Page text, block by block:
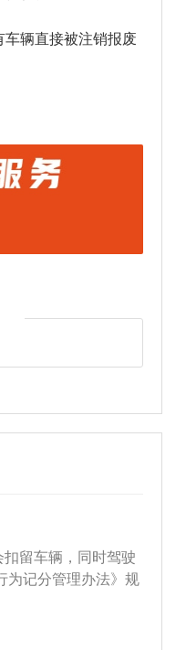
辆直接被注销报废
留车辆，同时驾驶
为记分管理办法》规
客运汽车、旅游客
、法规关于道路通